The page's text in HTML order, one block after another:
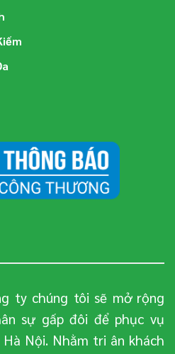
ty chúng tôi sẽ mở rộng
sự gấp đôi để phục vụ
Nội. Nhằm tri ân khách